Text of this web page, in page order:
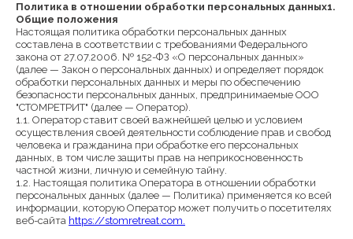
Политика в отношении обработки персональных данных1.
Общие положения
Настоящая политика обработки персональных данных
составлена в соответствии с требованиями Федерального
закона от 27.07.2006. № 152-ФЗ «О персональных данных»
(далее — Закон о персональных данных) и определяет порядок
обработки персональных данных и меры по обеспечению
безопасности персональных данных, предпринимаемые ООО
"СТОМРЕТРИТ" (далее — Оператор).
1.1. Оператор ставит своей важнейшей целью и условием
осуществления своей деятельности соблюдение прав и свобод
человека и гражданина при обработке его персональных
данных, в том числе защиты прав на неприкосновенность
частной жизни, личную и семейную тайну.
1.2. Настоящая политика Оператора в отношении обработки
персональных данных (далее — Политика) применяется ко всей
информации, которую Оператор может получить о посетителях
веб-сайта https://stomretreat.com.